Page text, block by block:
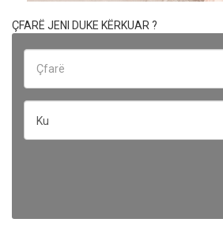
ÇFARË JENI DUKE KËRKUAR ?
Ku